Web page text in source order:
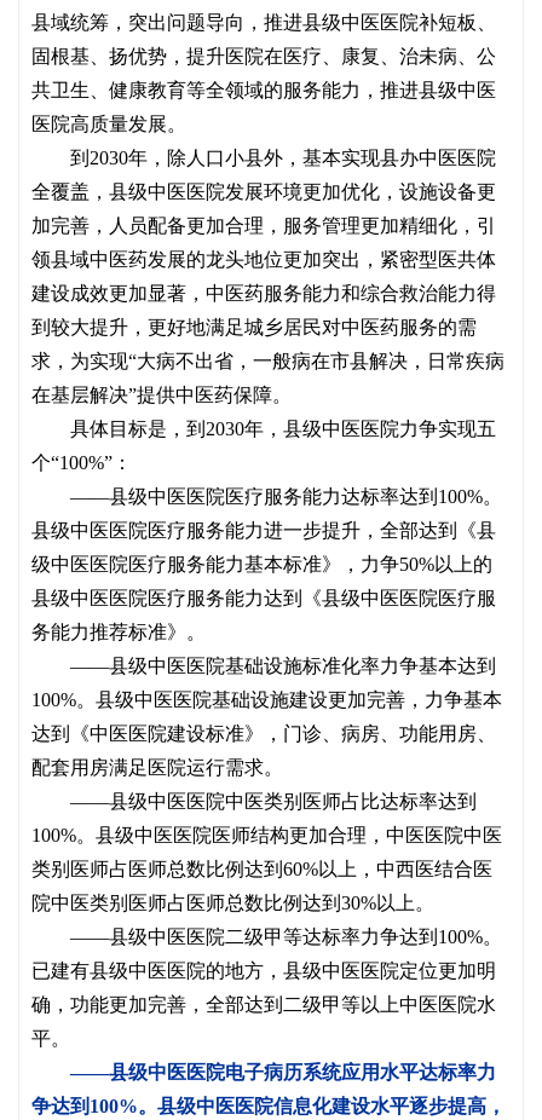
县域统筹，突出问题导向，推进县级中医医院补短板、
固根基、扬优势，提升医院在医疗、康复、治未病、公
共卫生、健康教育等全领域的服务能力，推进县级中医
医院高质量发展。
到 2030年，除人口小县外，基本实现县办中医医院
全覆盖，县级中医医院发展环境更加优化，设施设备更
加完善，人员配备更加合理，服务管理更加精细化，引
领县域中医药发展的龙头地位更加突出，紧密型医共体
建设成效更加显著，中医药服务能力和综合救治能力得
到较大提升，更好地满足城乡居民对中医药服务的需
求，为实现“大病不出省，一般病在市县解决，日常疾病
在基层解决”提供中医药保障。
具体目标是，到 2030年，县级中医医院力争实现五
个“100%”：
——县级中医医院医疗服务能力达标率达到100%。
县级中医医院医疗服务能力进一步提升，全部达到《县
级中医医院医疗服务能力基本标准》，力争50%以上的
县级中医医院医疗服务能力达到《县级中医医院医疗服
务能力推荐标准》。
——县级中医医院基础设施标准化率力争基本达到
100%。县级中医医院基础设施建设更加完善，力争基本
达到《中医医院建设标准》，门诊、病房、功能用房、
配套用房满足医院运行需求。
——县级中医医院中医类别医师占比达标率达到
100%。县级中医医院医师结构更加合理，中医医院中医
类别医师占医师总数比例达到60%以上，中西医结合医
院中医类别医师占医师总数比例达到30%以上。
——县级中医医院二级甲等达标率力争达到100%。
已建有县级中医医院的地方，县级中医医院定位更加明
确，功能更加完善，全部达到二级甲等以上中医医院水
平。
——县级中医医院电子病历系统应用水平达标率力
争达到100%。县级中医医院信息化建设水平逐步提高，